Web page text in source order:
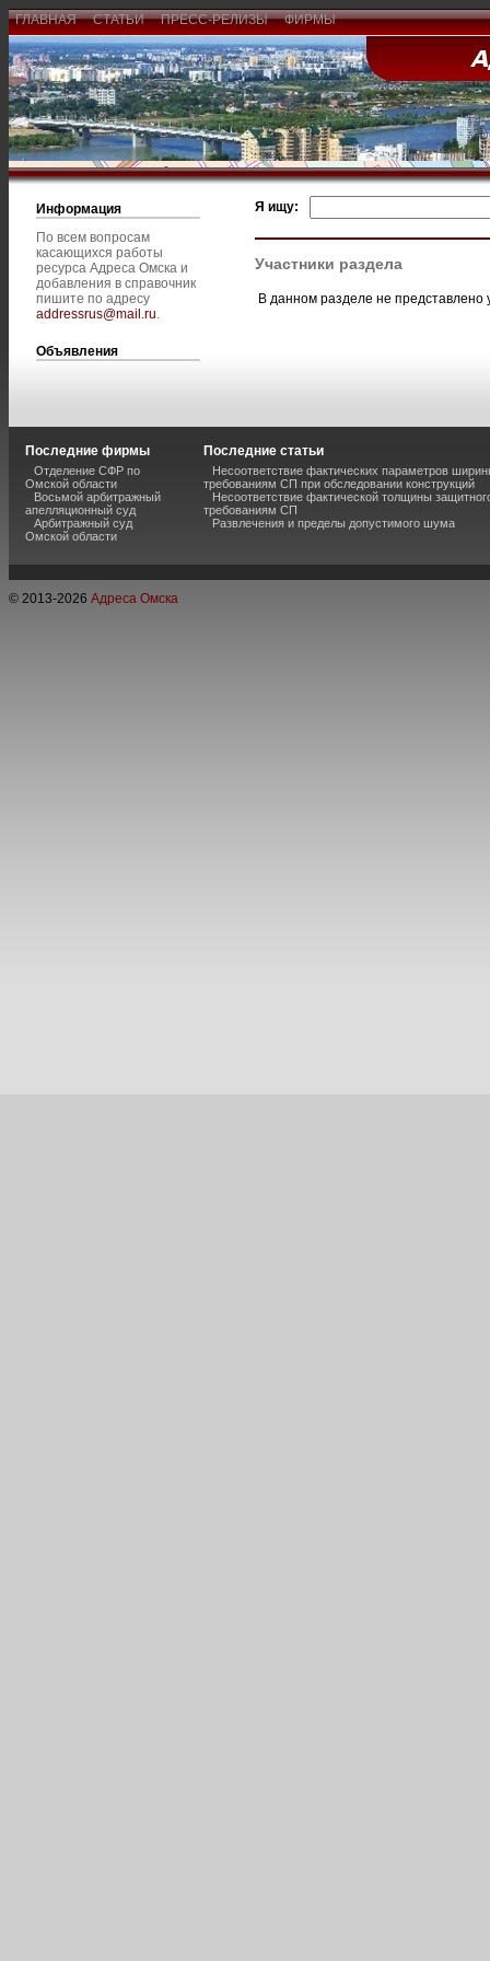
ГЛАВНАЯ СТАТЬИ ПРЕСС-РЕЛИЗЫ ФИРМЫ
Информация
По всем вопросам
касающихся работы
ресурса Адреса Омска и
добавления в справочник
пишите по адресу
addressrus@mail.ru.
Объявления
Я ищу:
Участники раздела
В данном разделе не представлено
Последние фирмы
Отделение СФР по
Омской области
Восьмой арбитражный
апелляционный суд
Арбитражный суд
Омской области
Последние статьи
Несоответствие фактических параметров
требованиям СП при обследовании конструкций
Несоответствие фактической толщины
требованиям СП
Развлечения и пределы допустимого шума
© 2013-2026 Адреса Омска